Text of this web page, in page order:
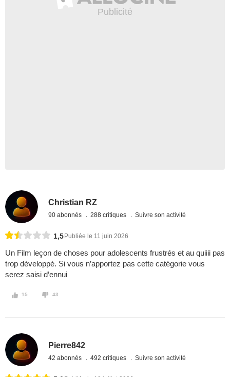
Christian RZ
90 abonnés 288 critiques Suivre son activité
1,5 Publiée le 11 juin 2026
Un Film leçon de choses pour adolescents frustrés et au quiiii pas
trop développé. Si vous n’apportez pas cette catégorie vous
serez saisi d’ennui
15 43
Pierre842
42 abonnés 492 critiques Suivre son activité